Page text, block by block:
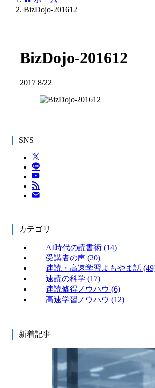
BizDojo-201612
BizDojo-201612
2017 8/22
SNS
カテゴリ
AI時代の読書術 (14)
受講者の声 (20)
速読・高速学習よもやま話
速読の科学 (17)
速読修得ノウハウ (6)
高速学習ノウハウ (12)
新着記事